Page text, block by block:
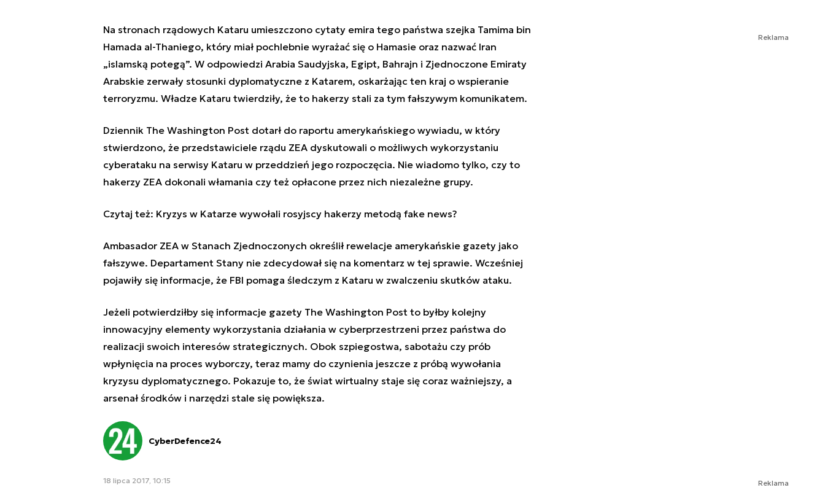
Na stronach rządowych Kataru umieszczono cytaty emira tego państwa szejka Tamima bin
Hamada al-Thaniego, który miał pochlebnie wyrażać się o Hamasie oraz nazwać Iran
„islamską potegą”. W odpowiedzi Arabia Saudyjska, Egipt, Bahrajn i Zjednoczone Emiraty
Arabskie zerwały stosunki dyplomatyczne z Katarem, oskarżając ten kraj o wspieranie
terroryzmu. Władze Kataru twierdziły, że to hakerzy stali za tym fałszywym komunikatem.
Dziennik The Washington Post dotarł do raportu amerykańskiego wywiadu, w który
stwierdzono, że przedstawiciele rządu ZEA dyskutowali o możliwych wykorzystaniu
cyberataku na serwisy Kataru w przeddzień jego rozpoczęcia. Nie wiadomo tylko, czy to
hakerzy ZEA dokonali włamania czy też opłacone przez nich niezależne grupy.
Czytaj też: Kryzys w Katarze wywołali rosyjscy hakerzy metodą fake news?
Ambasador ZEA w Stanach Zjednoczonych określił rewelacje amerykańskie gazety jako
fałszywe. Departament Stany nie zdecydował się na komentarz w tej sprawie. Wcześniej
pojawiły się informacje, że FBI pomaga śledczym z Kataru w zwalczeniu skutków ataku.
Jeżeli potwierdziłby się informacje gazety The Washington Post to byłby kolejny
innowacyjny elementy wykorzystania działania w cyberprzestrzeni przez państwa do
realizacji swoich interesów strategicznych. Obok szpiegostwa, sabotażu czy prób
wpłynięcia na proces wyborczy, teraz mamy do czynienia jeszcze z próbą wywołania
kryzysu dyplomatycznego. Pokazuje to, że świat wirtualny staje się coraz ważniejszy, a
arsenał środków i narzędzi stale się powiększa.
CyberDefence24
18 lipca 2017, 10:15
Reklama
Reklama